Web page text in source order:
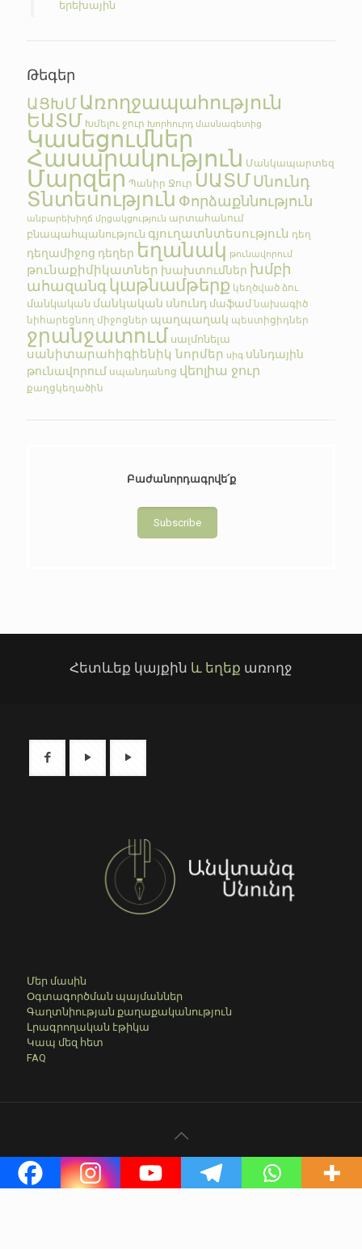
երեխային
Թեգեր
ԱՑԽՄ Առողջապահություն
ԵԱՏՄ Խմելու ջուր Խորհուրդ մասնագետից
Կասեցումներ
Հասարակություն Մանկապարտեզ
Մարզեր Պանիր Ջուր ՍԱՏՄՍնունդ
Տնտեսություն Փորձաքննություն
անբարեխիղճ մրցակցություն արտահանում
բնապահպանություն գյուղատնտեսություն դեղ
դեղամիջոց դեղեր եղանակ թունավորում
թունաքիմիկատներ խախտումներ խմբի
ահազանգկաթնամթերք կեղծված ձու
մանկական մանկական սնունդ մաֆամ նախագիծ
նիհարեցնող միջոցներ պաղպաղակ պեստիցիդներ
ջրանջատում սալմոնելա
սանիտարահիգիենիկ նորմեր սիգ սննդային
թունավորում սպանդանոց վեոլիա ջուր
քաղցկեղածին
Բաժանորդագրվե՛ք
Subscribe
Հետևեք կայքին և եղեք առողջ
Մեր մասին
Օգտագործման պայմաններ
Գաղտնիության քաղաքականություն
Լրագրողական էթիկա
Կապ մեզ հետ
FAQ
© 2023-2026 anvtangsnund.am I Մեջբերումներ անելիս
հղումը պարտադիր է